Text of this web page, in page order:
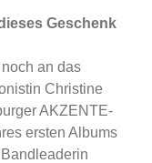
Geschenk
an das
Christine
AKZENTE-
ersten Albums